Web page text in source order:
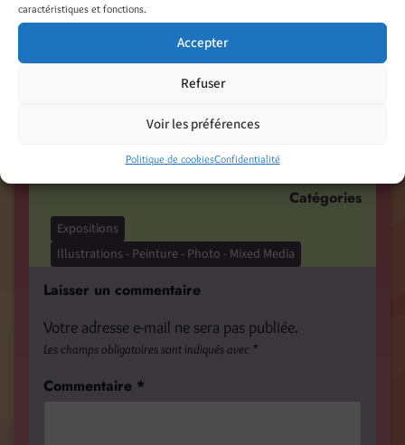
caractéristiques et fonctions.
Accepter
Refuser
Voir les préférences
Politique de cookiesConfidentialité
Partager :
Threads
Pinterest
Catégories
Expositions
Illustrations - Peinture - Photo - Mixed Media
Laisser un commentaire
Votre adresse e-mail ne sera pas publiée.
Les champs obligatoires sont indiqués avec *
Commentaire *